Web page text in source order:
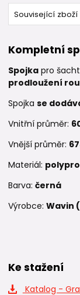
Související zboží
Kompletní
Spojka pro
prodloužení
Spojka se
Vnitřní průměr:
Vnější průměr:
Materiál:
Barva: černá
Výrobce: Wavin
Ke stažení
Katalog -